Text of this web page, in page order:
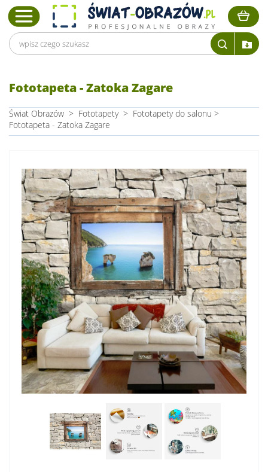
Fototapeta - Zatoka Zagare
Świat Obrazów > Fototapety > Fototapety do salonu >
Fototapeta - Zatoka Zagare